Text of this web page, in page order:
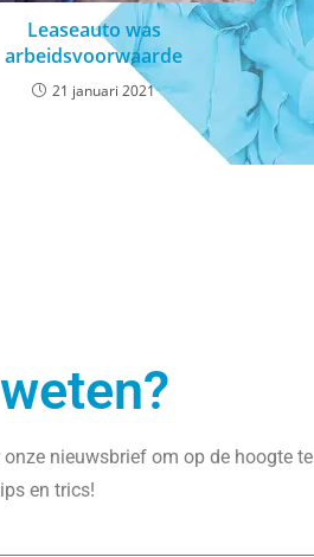
Leaseauto was
arbeidsvoorwaarde
21 januari 2021
nieuwsbrief om op de hoogte te
en trics!